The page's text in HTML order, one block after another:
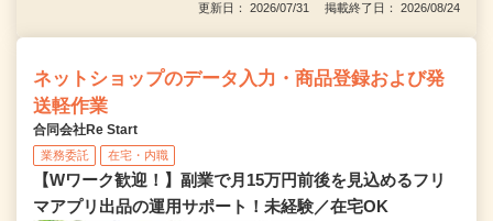
更新日： 2026/07/31 掲載終了日： 2026/08/24
ネットショップのデータ入力・商品登録および発
送軽作業
合同会社Re Start
業務委託 在宅・内職
【Wワーク歓迎！】副業で月15万円前後を見込めるフリ
マアプリ出品の運用サポート！未経験／在宅OK